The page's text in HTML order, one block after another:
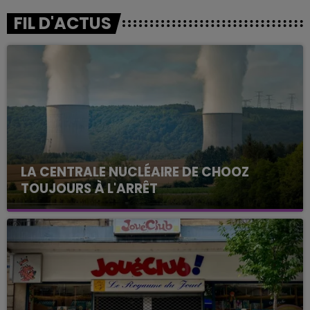
FIL D'ACTUS
LA CENTRALE NUCLÉAIRE DE CHOOZ
TOUJOURS À L'ARRÊT
Cela fait déjà une semaine que la centrale
nucléaire ardennaise est à l'arrêt. Une situation
justifiée par la sécheresse intense qui est toujours
présente.